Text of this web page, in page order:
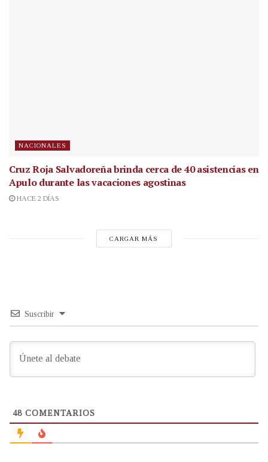
NACIONALES
Cruz Roja Salvadoreña brinda cerca de 40 asistencias en
Apulo durante las vacaciones agostinas
HACE 2 DÍAS
CARGAR MÁS
Suscribir
48 COMENTARIOS